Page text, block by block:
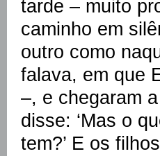
tarde – muito
caminho em
outro como
falava, em que
–, e chegaram
disse: ‘Mas o
tem?’ E os